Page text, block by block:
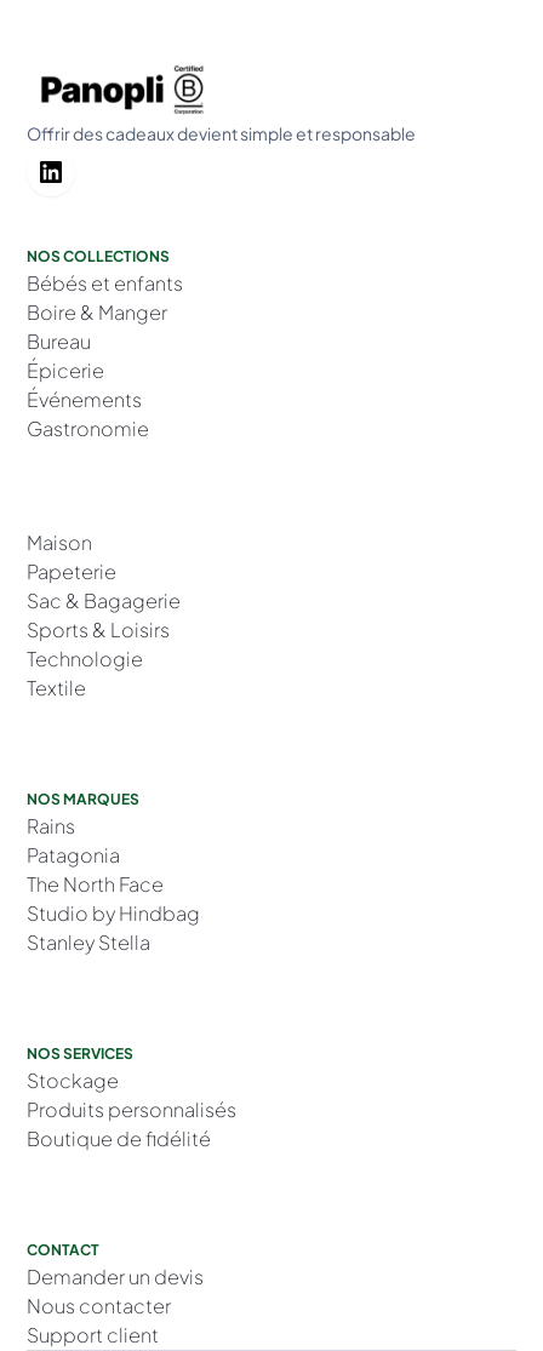
Offrir des cadeaux devient simple et responsable
NOS COLLECTIONS
Bébés et enfants
Boire & Manger
Bureau
Épicerie
Événements
Gastronomie
Maison
Papeterie
Sac & Bagagerie
Sports & Loisirs
Technologie
Textile
NOS MARQUES
Rains
Patagonia
The North Face
Studio by Hindbag
Stanley Stella
NOS SERVICES
Stockage
Produits personnalisés
Boutique de fidélité
CONTACT
Demander un devis
Nous contacter
Support client